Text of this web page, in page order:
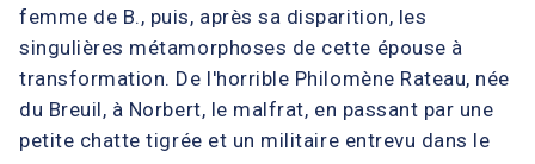
femme de B., puis, après sa disparition, les
singulières métamorphoses de cette épouse à
transformation. De l'horrible Philomène Rateau, née
du Breuil, à Norbert, le malfrat, en passant par une
petite chatte tigrée et un militaire entrevu dans le